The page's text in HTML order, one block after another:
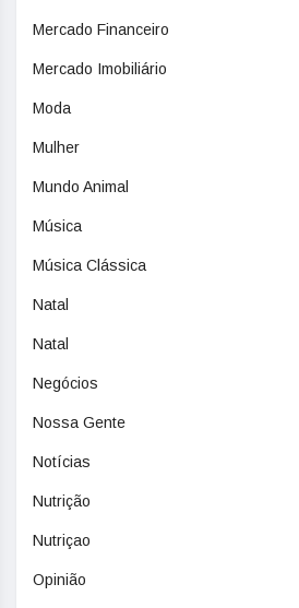
Mercado Financeiro
Mercado Imobiliário
Moda
Mulher
Mundo Animal
Música
Música Clássica
Natal
Natal
Negócios
Nossa Gente
Notícias
Nutrição
Nutriçao
Opinião